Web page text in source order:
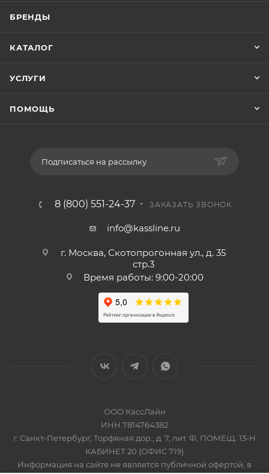
БРЕНДЫ
КАТАЛОГ
УСЛУГИ
ПОМОЩЬ
Подписаться на рассылку
8 (800) 551-24-37 ЗАКАЗАТЬ ЗВОНОК
info@kassline.ru
г. Москва, Скотопрогонная ул., д. 35
стр.3
Время работы: 9:00-20:00
ООО КассЛайн
ИНН 7814764382
г. Санкт-Петербург, Торфяная дор., д. 7, лит. Ф, ПОМЕЩ. 13-Н
КАБИНЕТ 20 (ОФИС 719)
Информация на сайте не является публичной офертой, в